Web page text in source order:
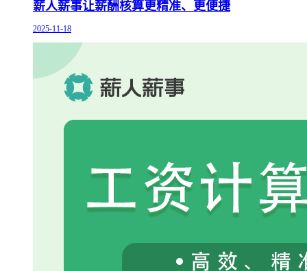
薪人薪事让薪酬核算更精准、更便捷
2025-11-18